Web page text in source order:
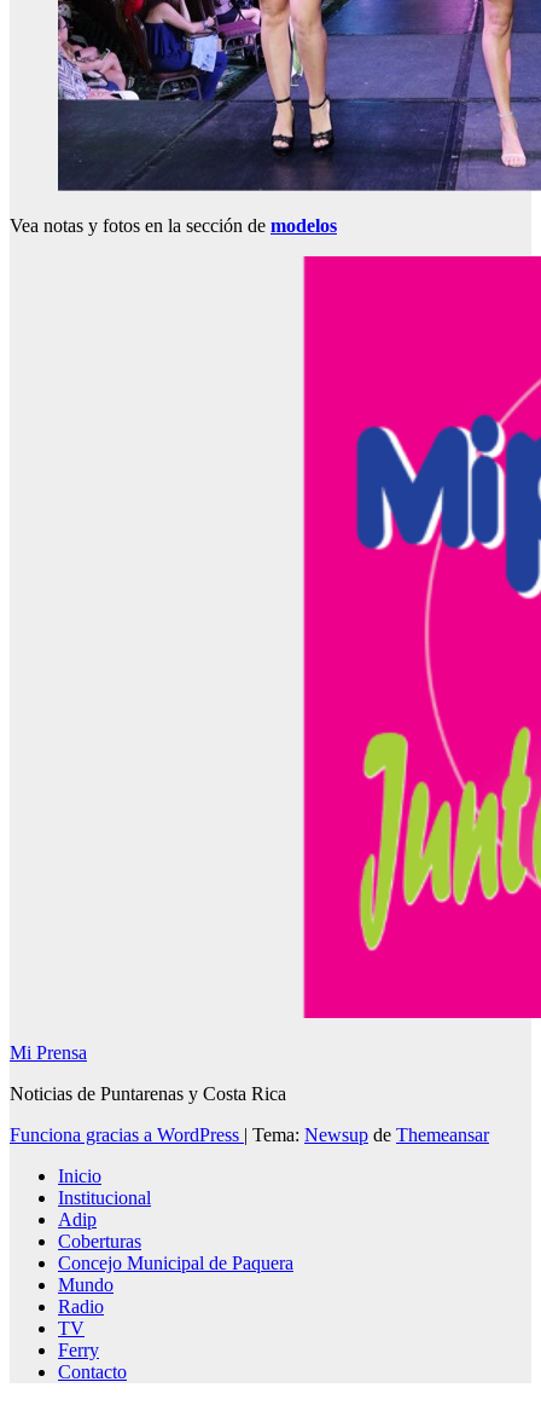
Vea notas y fotos en la sección de modelos
Mi Prensa
Noticias de Puntarenas y Costa Rica
Funciona gracias a WordPress | Tema: Newsup de Themeansar
Inicio
Institucional
Adip
Coberturas
Concejo Municipal de Paquera
Mundo
Radio
TV
Ferry
Contacto